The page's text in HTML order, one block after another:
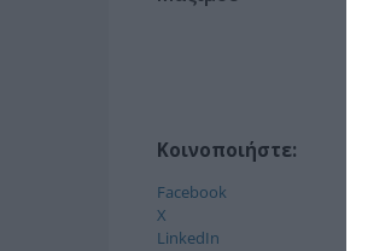
Κοινοποιήστε:
Facebook
X
LinkedIn